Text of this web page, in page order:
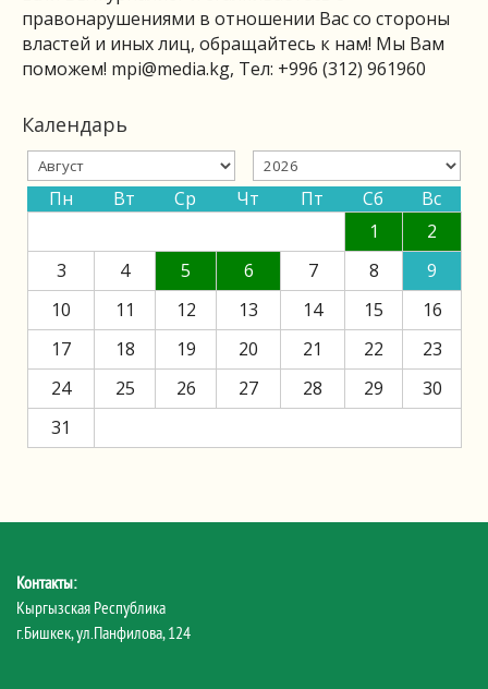
правонарушениями в отношении Вас со стороны
властей и иных лиц, обращайтесь к нам! Мы Вам
поможем! mpi@media.kg, Тел: +996 (312) 961960
Календарь
Пн Вт Ср Чт Пт Сб
Вс
1
2
3
4 5 6 7 8
9
10
11 12 13 14 15
16
17
18 19 20 21 22
23
24
25 26 27 28 29
30
31
Контакты:
Кыргызская Республика
г.Бишкек, ул.Панфилова, 124